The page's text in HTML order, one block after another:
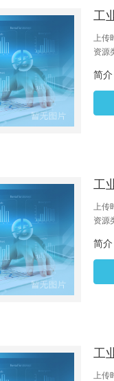
工
上
资源
简
工
上
资源
简
工
上